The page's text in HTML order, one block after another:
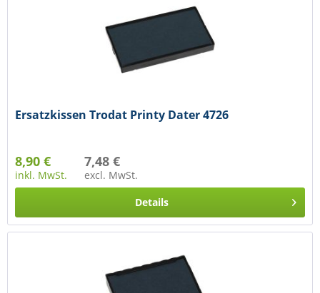
Ersatzkissen Trodat Printy Dater 4726
8,90 €
inkl. MwSt.
7,48 €
excl. MwSt.
Details